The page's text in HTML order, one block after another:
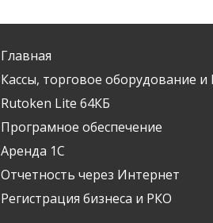
Главная
Кассы, торговое оборудование
Rutoken Lite 64КБ
Програмное обеспечение
Аренда 1С
Отчетность через Интернет
Регистрация бизнеса и РКО